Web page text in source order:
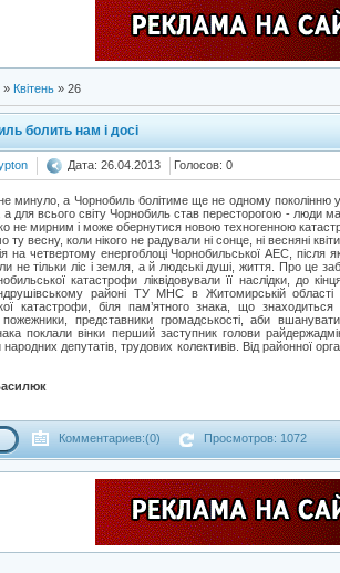
» Квітень » 26
болить нам і досі
Дата: 26.04.2013 Голосов: 0
не минуло, а Чорнобиль болітиме ще не одному поколінню
а для всього світу Чорнобиль став пересторогою -
не мирним і може обернутися новою техногенною
ту весну, коли нікого не радували ні сонце, ні весняні
на четвертому енергоблоці Чорнобильської АЕС, після
не тільки ліс і земля, а й людські душі, життя. Про
катастрофи ліквідовували її наслідки, до
районі ТУ МНС в Житомирській
катастрофи, біля пам’ятного знака, що
пожежники, представники громадськості, аби
поклали вінки перший заступник голови
депутатів, трудових колективів. Від районної
Комментариев:(0) Просмотров: 1072